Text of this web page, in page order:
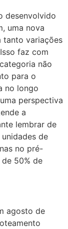
desenvolvido
uma nova
tanto variações
faz com
não
para o
no longo
perspectiva
a
lembrar de
de
no pré-
50% de
agosto de